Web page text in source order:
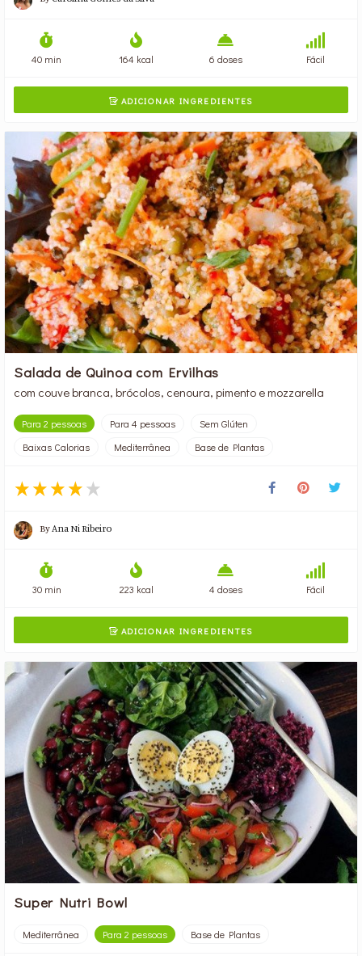
40 min 164 kcal 6 doses Fácil
ADICIONAR INGREDIENTES
Salada de Quinoa com Ervilhas
com couve branca, brócolos, cenoura, pimento e mozzarella
Para 2 pessoas Para 4 pessoas
Sem Glúten
Baixas Calorias
Mediterrânea Base de Plantas
By Ana Ni Ribeiro
30 min 223 kcal 4 doses Fácil
ADICIONAR INGREDIENTES
Super Nutri Bowl
Mediterrânea Para 2 pessoas Base de Plantas